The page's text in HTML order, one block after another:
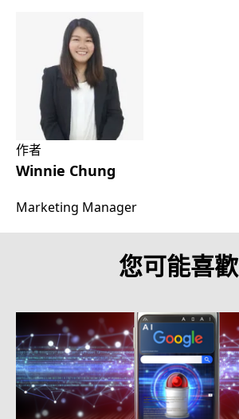
作者
Winnie Chung
Marketing Manager
您可能喜歡